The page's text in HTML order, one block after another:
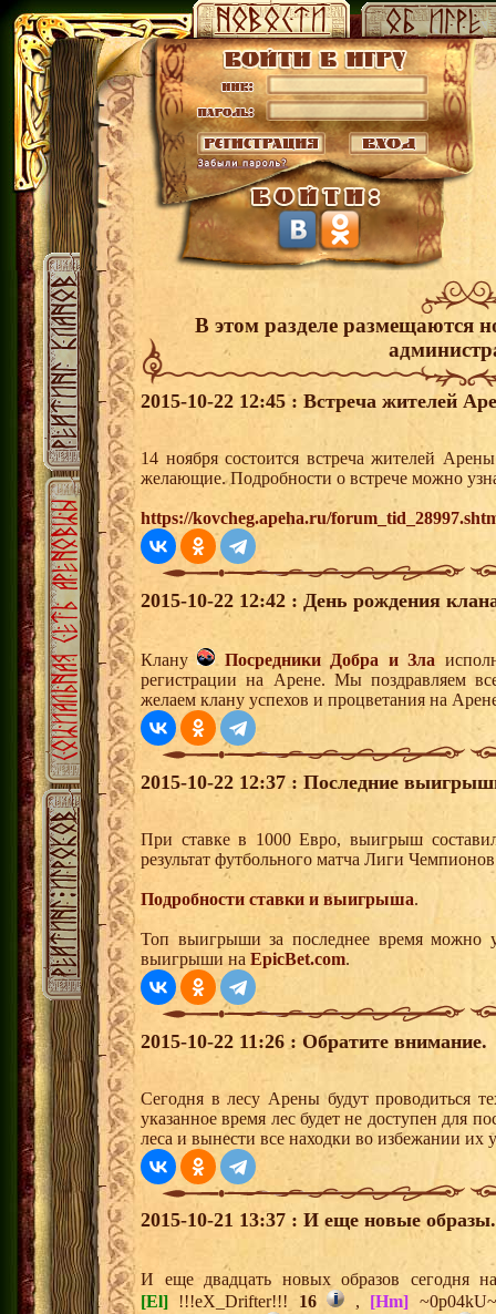
В этом разделе размещаются
2015-10-22 12:45 : Встреча жителей
14 ноября состоится встреча жителей
желающие. Подробности о встрече можно
https://kovcheg.apeha.ru/
2015-10-22 12:42 : День рождения
Клану Посредники Добра и Зла
регистрации на Арене. Мы поздравляем
желаем клану успехов и процветания на
2015-10-22 12:37 : Последние
При ставке в 1000 Евро, выигрыш
результат футбольного матча Лиги
Подробности ставки и выигрыша.
Топ выигрыши за последнее время можно
выигрыши на EpicBet.com.
2015-10-22 11:26 : Обратите внимание.
Сегодня в лесу Арены будут проводиться
указанное время лес будет не доступен для
леса и вынести все находки во избежании их
2015-10-21 13:37 : И еще новые образы.
И еще двадцать новых образов сегодня
[El]
!!!eX_Drifter!!! 16 , [Hm]